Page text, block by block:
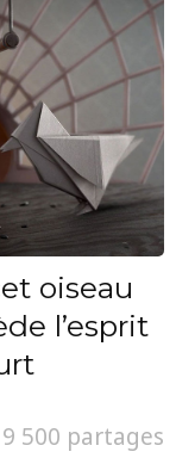
oiseau
l’esprit
9 500 partages